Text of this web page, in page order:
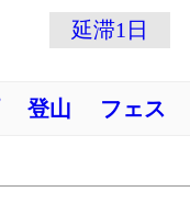
ムウインドス
ったウェア！
ップの収納に
載！
延滞1日
登山 フェス